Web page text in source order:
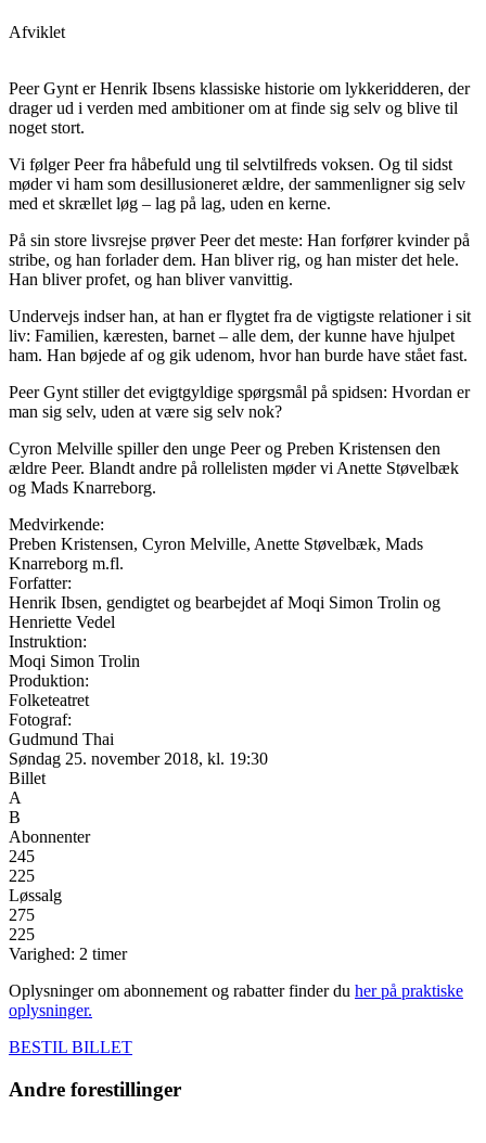
Afviklet
Peer Gynt er Henrik Ibsens klassiske historie om lykkeridderen, der
drager ud i verden med ambitioner om at finde sig selv og blive til
noget stort.
Vi følger Peer fra håbefuld ung til selvtilfreds voksen. Og til sidst
møder vi ham som desillusioneret ældre, der sammenligner sig selv
med et skrællet løg – lag på lag, uden en kerne.
På sin store livsrejse prøver Peer det meste: Han forfører kvinder på
stribe, og han forlader dem. Han bliver rig, og han mister det hele.
Han bliver profet, og han bliver vanvittig.
Undervejs indser han, at han er flygtet fra de vigtigste relationer i sit
liv: Familien, kæresten, barnet – alle dem, der kunne have hjulpet
ham. Han bøjede af og gik udenom, hvor han burde have stået fast.
Peer Gynt stiller det evigtgyldige spørgsmål på spidsen: Hvordan er
man sig selv, uden at være sig selv nok?
Cyron Melville spiller den unge Peer og Preben Kristensen den
ældre Peer. Blandt andre på rollelisten møder vi Anette Støvelbæk
og Mads Knarreborg.
Medvirkende:
Preben Kristensen, Cyron Melville, Anette Støvelbæk, Mads
Knarreborg m.fl.
Forfatter:
Henrik Ibsen, gendigtet og bearbejdet af Moqi Simon Trolin og
Henriette Vedel
Instruktion:
Moqi Simon Trolin
Produktion:
Folketeatret
Fotograf:
Gudmund Thai
Søndag 25. november 2018, kl. 19:30
Billet
A
B
Abonnenter
245
225
Løssalg
275
225
Varighed: 2 timer
Oplysninger om abonnement og rabatter finder du her på praktiske
oplysninger.
BESTIL BILLET
Andre forestillinger